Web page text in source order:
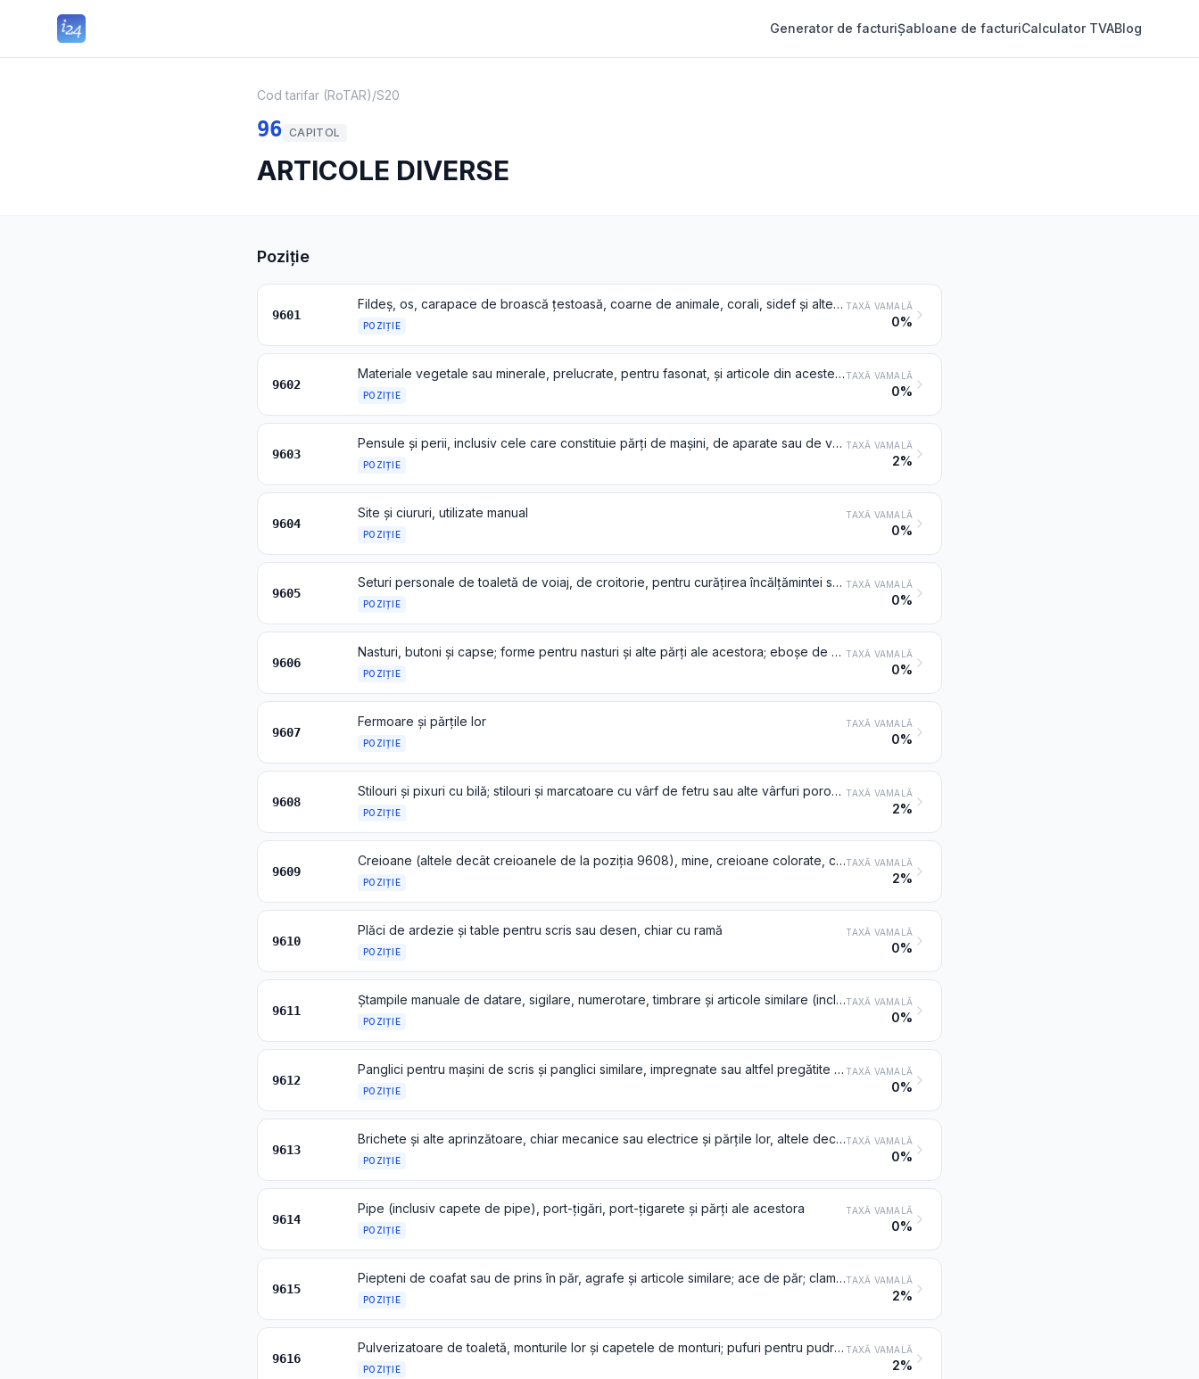
Generator de facturiȘabloane de facturiCalculator TVABlog
Cod tarifar (RoTAR)/S20
96 CAPITOL
ARTICOLE DIVERSE
Poziție
9601
Fildeș, os, carapace de broască țestoasă, coarne de animale, corali, sidef și alte materiale de origine animală pentru tăiat, prelucrate, și articole din aceste materiale (inclusiv produsele obținute prin turnare)
POZIȚIE
TAXĂ VAMALĂ
0%
9602
Materiale vegetale sau minerale, prelucrate, pentru fasonat, și articole din aceste materiale; articole modelate sau fasonate din ceară, parafină, stearină, gumă sau rășini naturale sau din paste pentru mulaje și alte articole modelate sau fasonate, nedenumite și necuprinse în altă parte; gelatină neîntărită prelucrată (cu excepția celei de la poziția 3503) și articole din gelatină neîntărită
POZIȚIE
TAXĂ VAMALĂ
0%
9603
Pensule și perii, inclusiv cele care constituie părți de mașini, de aparate sau de vehicule, mături mecanice pentru folosire manuală, altele decât cele cu motor, pămătufuri; fire și pămătufuri pregătite pentru confecţionarea periilor; tampoane și rulouri pentru vopsit; raclete din cauciuc sau din alte materiale elastice similare
POZIȚIE
TAXĂ VAMALĂ
2%
9604
Site și ciururi, utilizate manual
POZIȚIE
TAXĂ VAMALĂ
0%
9605
Seturi personale de toaletă de voiaj, de croitorie, pentru curățirea încălțămintei sau a hainelor
POZIȚIE
TAXĂ VAMALĂ
0%
9606
Nasturi, butoni și capse; forme pentru nasturi și alte părți ale acestora; eboșe de nasturi
POZIȚIE
TAXĂ VAMALĂ
0%
9607
Fermoare și părțile lor
POZIȚIE
TAXĂ VAMALĂ
0%
9608
Stilouri și pixuri cu bilă; stilouri și marcatoare cu vârf de fetru sau alte vârfuri poroase; stilouri cu peniță și alte stilouri; trăgătoare pentru desen; creioane mecanice; tocuri pentru penițe, prelungitoare pentru creioane și articole similare; părți (inclusiv capace și agățători) ale acestor articole, cu excepția celor de la poziția 9609
POZIȚIE
TAXĂ VAMALĂ
2%
9609
Creioane (altele decât creioanele de la poziția 9608), mine, creioane colorate, cărbune pentru desen, cretă de scris sau de desenat și cretă pentru croitorie
POZIȚIE
TAXĂ VAMALĂ
2%
9610
Plăci de ardezie și table pentru scris sau desen, chiar cu ramă
POZIȚIE
TAXĂ VAMALĂ
0%
9611
Ștampile manuale de datare, sigilare, numerotare, timbrare și articole similare (inclusiv aparate pentru imprimarea etichetelor); matrițe tipografice și imprimatoare tipografice cu matriță, manuale
POZIȚIE
TAXĂ VAMALĂ
0%
9612
Panglici pentru mașini de scris și panglici similare, impregnate sau altfel pregătite pentru a lăsa amprente, chiar montate pe bobine sau în carcase; tușiere chiar impregnate, cu sau fără cutie
POZIȚIE
TAXĂ VAMALĂ
0%
9613
Brichete și alte aprinzătoare, chiar mecanice sau electrice și părțile lor, altele decât pietrele și fitilele
POZIȚIE
TAXĂ VAMALĂ
0%
9614
Pipe (inclusiv capete de pipe), port-țigări, port-țigarete și părți ale acestora
POZIȚIE
TAXĂ VAMALĂ
0%
9615
Piepteni de coafat sau de prins în păr, agrafe și articole similare; ace de păr; clame de păr, cleme pentru onduleuri, bigudiuri și articole similare pentru coafură, altele decât cele de la poziția 8516, și părți ale acestora
POZIȚIE
TAXĂ VAMALĂ
2%
9616
Pulverizatoare de toaletă, monturile lor și capetele de monturi; pufuri pentru pudră sau pentru aplicarea altor produse cosmetice sau de toaletă
POZIȚIE
TAXĂ VAMALĂ
2%